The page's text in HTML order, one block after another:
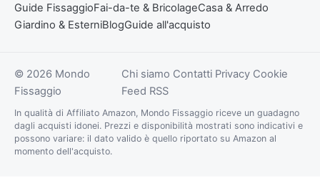
Guide FissaggioFai-da-te & BricolageCasa & Arredo
Giardino & EsterniBlogGuide all'acquisto
© 2026 Mondo
Fissaggio
Chi siamo Contatti Privacy Cookie
Feed RSS
In qualità di Affiliato Amazon, Mondo Fissaggio riceve un guadagno
dagli acquisti idonei. Prezzi e disponibilità mostrati sono indicativi e
possono variare: il dato valido è quello riportato su Amazon al
momento dell'acquisto.